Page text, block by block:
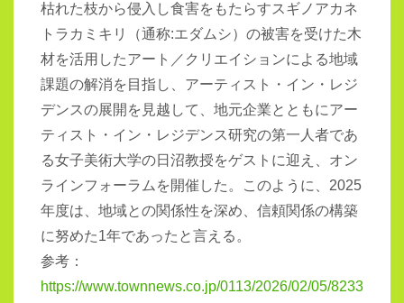
枯れた枝から侵入し食害をもたらすスギノアカネ
トラカミキリ（通称:エダムシ）の被害を受けた木
材を活用したアート／クリエイションによる地域
課題の解消を目指し、アーティスト・イン・レジ
デンスの展開を見越して、地元企業とともにアー
ティスト・イン・レジデンス研究の第一人者であ
る女子美術大学の日沼教授をゲストに迎え、オン
ラインフォーラムを開催した。このように、 2025
年度は、地域との関係性を深め、信頼関係の構築
に努めた1年であったと言える。
参考：
https://www.townnews.co.jp/0113/2026/02/05/8233